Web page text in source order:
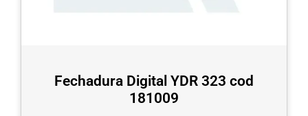
Fechadura Digital YDR 323 cod
181009